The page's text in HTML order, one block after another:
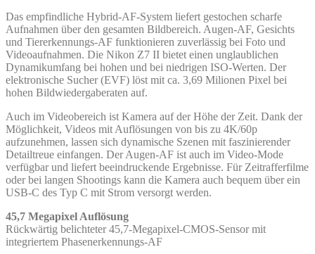
Das empfindliche Hybrid-AF-System liefert gestochen scharfe
Aufnahmen über den gesamten Bildbereich. Augen-AF, Gesichts
und Tiererkennungs-AF funktionieren zuverlässig bei Foto und
Videoaufnahmen. Die Nikon Z7 II bietet einen unglaublichen
Dynamikumfang bei hohen und bei niedrigen ISO-Werten. Der
elektronische Sucher (EVF) löst mit ca. 3,69 Milionen Pixel bei
hohen Bildwiedergaberaten auf.
Auch im Videobereich ist Kamera auf der Höhe der Zeit. Dank der
Möglichkeit, Videos mit Auflösungen von bis zu 4K/60p
aufzunehmen, lassen sich dynamische Szenen mit faszinierender
Detailtreue einfangen. Der Augen-AF ist auch im Video-Mode
verfügbar und liefert beeindruckende Ergebnisse. Für Zeitrafferfilme
oder bei langen Shootings kann die Kamera auch bequem über ein
USB-C des Typ C mit Strom versorgt werden.
45,7 Megapixel Auflösung
Rückwärtig belichteter 45,7-Megapixel-CMOS-Sensor mit
integriertem Phasenerkennungs-AF